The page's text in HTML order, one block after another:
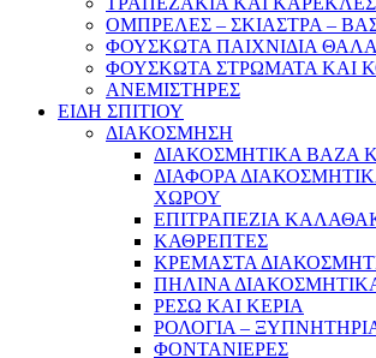
ΟΜΠΡΕΛΕΣ – ΣΚΙΑΣΤΡΑ –
ΦΟΥΣΚΩΤΑ ΠΑΙΧΝΙΔΙΑ
ΦΟΥΣΚΩΤΑ ΣΤΡΩΜΑΤΑ ΚΑΙ
ΑΝΕΜΙΣΤΗΡΕΣ
ΕΙΔΗ ΣΠΙΤΙΟΥ
ΔΙΑΚΟΣΜΗΣΗ
ΔΙΑΚΟΣΜΗΤΙΚΑ ΒΑΖΑ
ΔΙΑΦΟΡΑ
ΧΩΡΟΥ
ΕΠΙΤΡΑΠΕΖΙΑ
ΚΑΘΡΕΠΤΕΣ
ΚΡΕΜΑΣΤΑ
ΠΗΛΙΝΑ
ΡΕΣΩ ΚΑΙ ΚΕΡΙΑ
ΡΟΛΟΓΙΑ –
ΦΟΝΤΑΝΙΕΡΕΣ